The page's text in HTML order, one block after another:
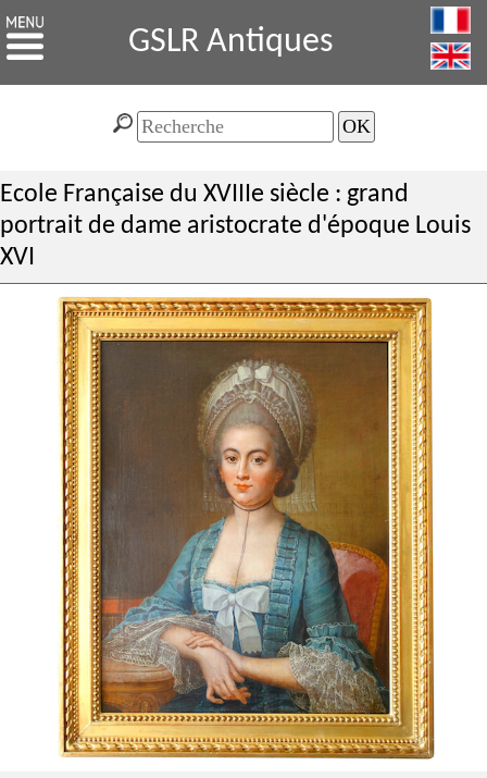
GSLR Antiques
Ecole Française du XVIIIe siècle : grand
portrait de dame aristocrate d'époque Louis
XVI